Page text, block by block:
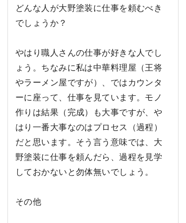
どんな人が大野塗装に仕事を頼むべき
でしょうか？
やはり職人さんの仕事が好きな人でし
ょう。ちなみに私は中華料理屋（王将
やラーメン屋ですが）、ではカウンタ
ーに座って、仕事を見ています。モノ
作りは結果（完成）も大事ですが、や
はり一番大事なのはプロセス（過程）
だと思います。そう言う意味では、大
野塗装に仕事を頼んだら、過程を見学
しておかないと勿体無いでしょう。
その他